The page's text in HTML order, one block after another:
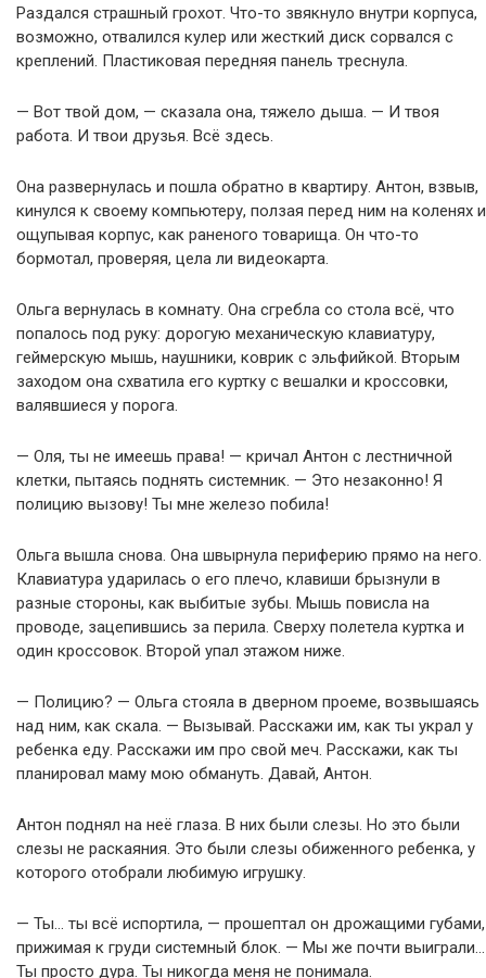
Раздался страшный грохот. Что-то звякнуло внутри корпуса,
возможно, отвалился кулер или жесткий диск сорвался с
креплений. Пластиковая передняя панель треснула.
— Вот твой дом, — сказала она, тяжело дыша. — И твоя
работа. И твои друзья. Всё здесь.
Она развернулась и пошла обратно в квартиру. Антон, взвыв,
кинулся к своему компьютеру, ползая перед ним на коленях и
ощупывая корпус, как раненого товарища. Он что-то
бормотал, проверяя, цела ли видеокарта.
Ольга вернулась в комнату. Она сгребла со стола всё, что
попалось под руку: дорогую механическую клавиатуру,
геймерскую мышь, наушники, коврик с эльфийкой. Вторым
заходом она схватила его куртку с вешалки и кроссовки,
валявшиеся у порога.
— Оля, ты не имеешь права! — кричал Антон с лестничной
клетки, пытаясь поднять системник. — Это незаконно! Я
полицию вызову! Ты мне железо побила!
Ольга вышла снова. Она швырнула периферию прямо на него.
Клавиатура ударилась о его плечо, клавиши брызнули в
разные стороны, как выбитые зубы. Мышь повисла на
проводе, зацепившись за перила. Сверху полетела куртка и
один кроссовок. Второй упал этажом ниже.
— Полицию? — Ольга стояла в дверном проеме, возвышаясь
над ним, как скала. — Вызывай. Расскажи им, как ты украл у
ребенка еду. Расскажи им про свой меч. Расскажи, как ты
планировал маму мою обмануть. Давай, Антон.
Антон поднял на неё глаза. В них были слезы. Но это были
слезы не раскаяния. Это были слезы обиженного ребенка, у
которого отобрали любимую игрушку.
— Ты… ты всё испортила, — прошептал он дрожащими губами,
прижимая к груди системный блок. — Мы же почти выиграли…
Ты просто дура. Ты никогда меня не понимала.